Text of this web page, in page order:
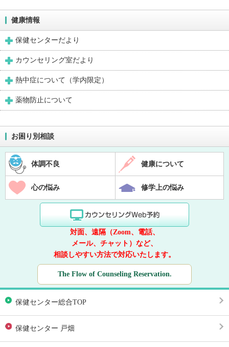
健康情報
保健センターだより
カウンセリング室だより
熱中症について（学内限定）
薬物防止について
お困り別相談
体調不良 健康について
心の悩み 修学上の悩み
対面、遠隔（Zoom、電話、
メール、チャット）など、
相談しやすい方法で対応いたします。
The Flow of Counseling Reservation.
保健センター総合TOP
保健センター 戸畑